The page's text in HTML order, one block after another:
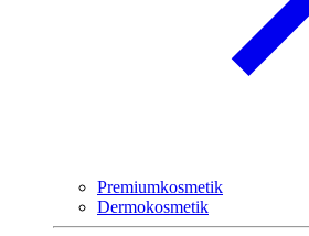
Premiumkosmetik
Dermokosmetik